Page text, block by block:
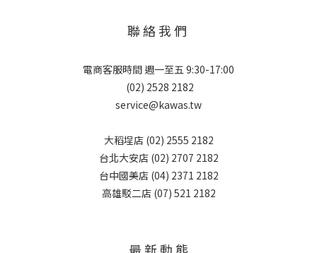
聯 絡 我 們
電商客服時間 週一至五 9:30-17:00
(02) 2528 2182
service@kawas.tw
大稻埕店 (02) 2555 2182
台北大安店 (02) 2707 2182
台中國美店 (04) 2371 2182
高雄駁二店 (07) 521 2182